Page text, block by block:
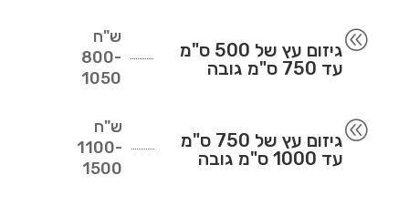
@
גיזום עץ של 500 ס"מ
עד 750 ס"מ גובה
ש"ח
800-
1050
@
גיזום עץ של 750 ס"מ
עד 1000 ס"מ גובה
ש"ח
1100-
1500